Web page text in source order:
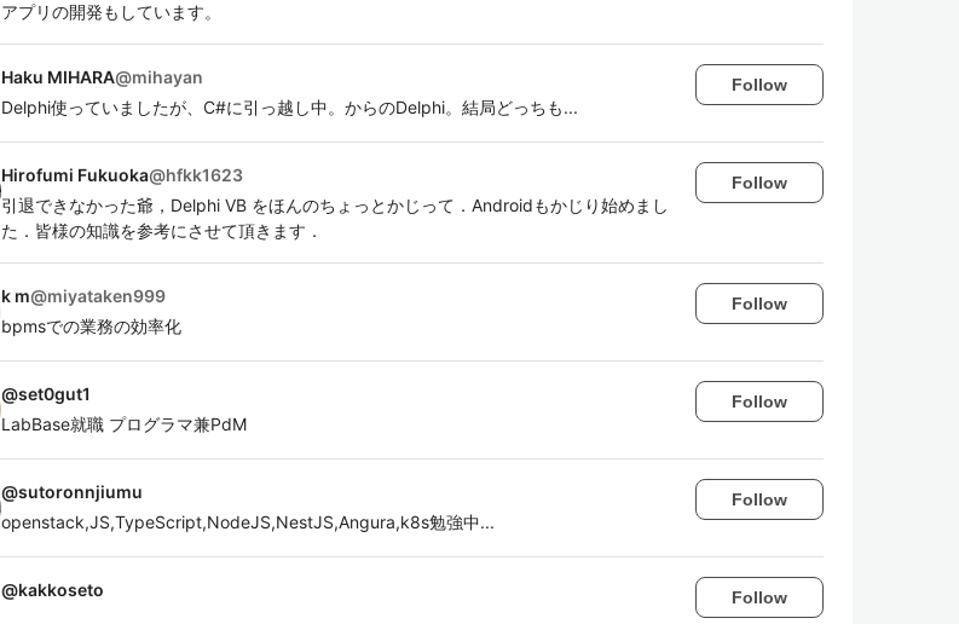
アプリの開発もしています。
Haku MIHARA@mihayan
Delphi使っていましたが、C#に引っ越し中。からのDelphi。結局どっちも...
Follow
Hirofumi Fukuoka@hfkk1623
引退できなかった爺，Delphi VB をほんのちょっとかじって．Androidもかじり始めまし
た．皆様の知識を参考にさせて頂きます．
Follow
k m@miyataken999
bpmsでの業務の効率化
Follow
@set0gut1
LabBase就職 プログラマ兼PdM
Follow
@sutoronnjiumu
openstack,JS,TypeScript,NodeJS,NestJS,Angura,k8s勉強中...
Follow
@kakkoseto Follow